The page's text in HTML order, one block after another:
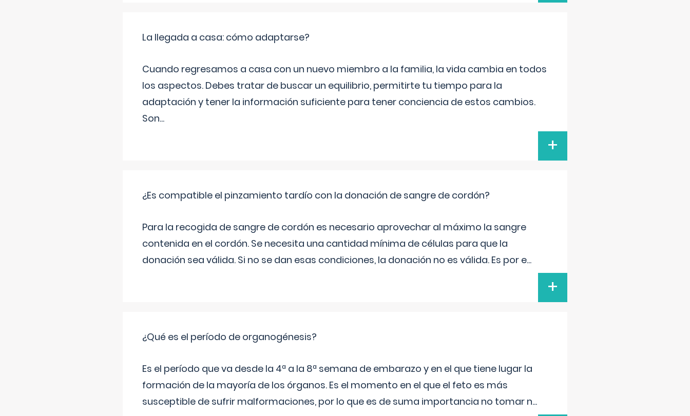
La llegada a casa: cómo adaptarse?
Cuando regresamos a casa con un nuevo miembro a la familia, la vida cambia en todos
los aspectos. Debes tratar de buscar un equilibrio, permitirte tu tiempo para la
adaptación y tener la información suficiente para tener conciencia de estos cambios.
Son...
+
¿Es compatible el pinzamiento tardío con la donación de sangre de cordón?
Para la recogida de sangre de cordón es necesario aprovechar al máximo la sangre
contenida en el cordón. Se necesita una cantidad mínima de células para que la
donación sea válida. Si no se dan esas condiciones, la donación no es válida. Es por e...
+
¿Qué es el período de organogénesis?
Es el período que va desde la 4ª a la 8ª semana de embarazo y en el que tiene lugar la
formación de la mayoría de los órganos. Es el momento en el que el feto es más
susceptible de sufrir malformaciones, por lo que es de suma importancia no tomar n...